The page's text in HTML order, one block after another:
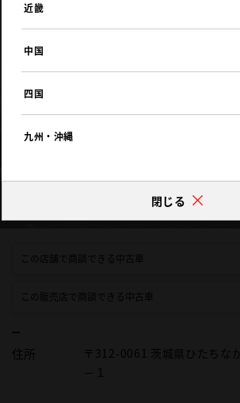
近畿
中国
四国
九州・沖縄
閉じる
この店舗で商談できる中古車
この販売店で商談できる中古車
住所
〒312-0061 茨城県ひたちな
－１